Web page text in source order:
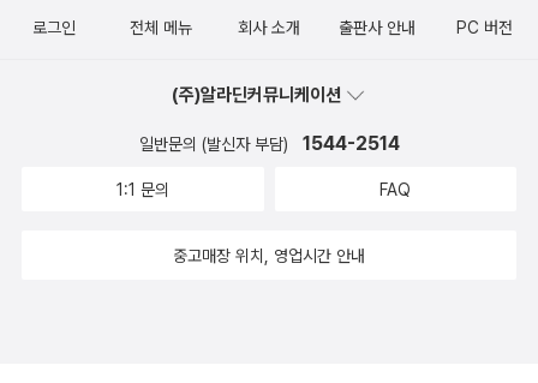
'안 되면 되게 하든지, 그래도 안 되면 돌아가든지.' 주부에서
변신해 온 박선경은 느긋하고 긍정적인 성격의 소유자이다. 자신이
하고자 하는 일에 망설이거나 주저함이 없이 '이거야' 하고 마음이 동
를 향해 나아가게 된다. 그렇게 시대를 달리한 연인이 이 소설 속에서
다. 즉 뛰어난 문학적 실험과 동시에 무엇이든 허용되는 대중적 환상
A》의 감독이 메가폰을 잡고, 닉 혼비가 각본을 맡은 영화의 원작. 사
실 아주 끌리는 작품은 아닌데 주인공 소개가 좀 새로웠기에 관심 목
욕 브루클린으로 이민을 가면서 벌어지는 성장 소설.《브루클린》의 어
거침없는 글을 기대해본다.
려놓는다. 이번 작품은 미키 할러 시리즈 세 번째 작품이다. 해리 보슈
이 있지만 코넬리라면 그런 문제는 제쳐놓고 빠져들게 만들 힘과 재
미를 가지고 있다. 4. 바람의 안쪽 : 밀로라드 파비치 <하자르 사전>
다. 그런데 이 기서에 손이 나가지 않는다. 그리고 이 소설도 다른 출
지만 '소설의 시작과 끝을 파괴하기 위해 최선을 다했다'는 말에는 눈
로그인 전체 메뉴 회사 소개 출판사 안내 PC 버전
(주)알라딘커뮤니케이션
일반문의 (발신자 부담) 1544-2514
1:1 문의 FAQ
중고매장 위치, 영업시간 안내